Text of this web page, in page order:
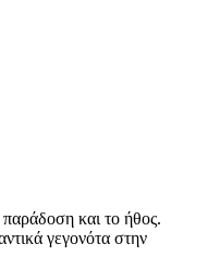
και το ήθος.
γεγονότα στην